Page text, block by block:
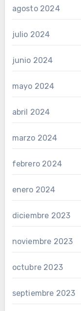
agosto 2024
julio 2024
junio 2024
mayo 2024
abril 2024
marzo 2024
febrero 2024
enero 2024
diciembre 2023
noviembre 2023
octubre 2023
septiembre 2023